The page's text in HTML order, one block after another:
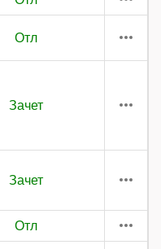
Отл
Зачет
Зачет
Отл